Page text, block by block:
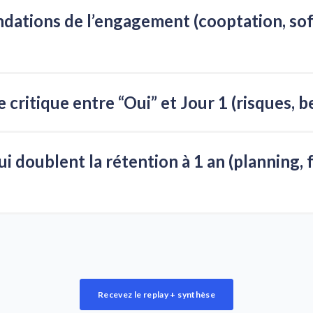
de l’engagement (cooptation,
preuve d’engagement ?
critique entre “Oui” et Jour 1 (risques,
doublent la rétention à 1 an (planning,
moments de vérité et la montée en compétences progressive
Recevez le replay + synthèse